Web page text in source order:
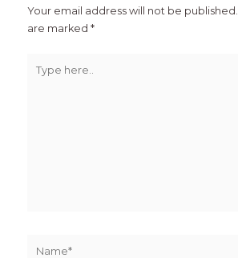
Your email address will not be published.
are marked*
here..